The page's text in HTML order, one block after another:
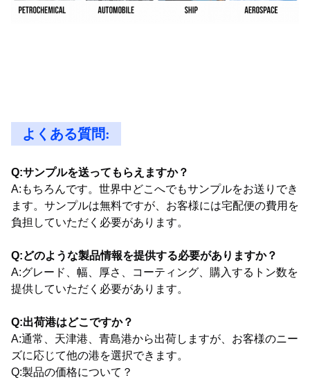
よくある質問:
Q:サンプルを送ってもらえますか？
A:もちろんです。世界中どこへでもサンプルをお送りでき
ます。サンプルは無料ですが、お客様には宅配便の費用を
負担していただく必要があります。
Q:どのような製品情報を提供する必要がありますか？
A:グレード、幅、厚さ、コーティング、購入するトン数を
提供していただく必要があります。
Q:出荷港はどこですか？
A:通常、天津港、青島港から出荷しますが、お客様のニー
ズに応じて他の港を選択できます。
Q:製品の価格について？